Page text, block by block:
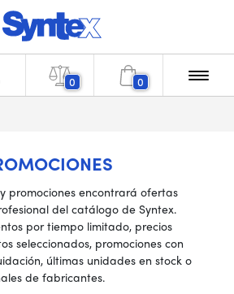
0 0
promociones encontrará ofertas
del catálogo de Syntex.
por tiempo limitado, precios
seleccionados, promociones con
últimas unidades en stock o
de fabricantes.